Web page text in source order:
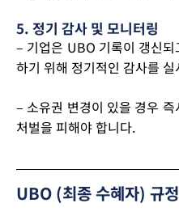
5. 정기 감사 및 모니터링
– 기업은 UBO 기록이 갱신
하기 위해 정기적인 감사를
– 소유권 변경이 있을 경우
처벌을 피해야 합니다.
UBO (최종 수혜자) 규